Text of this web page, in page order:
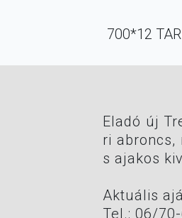
700*12
Eladó új
ri
s ajakos
Aktuális
Tel.: 06/